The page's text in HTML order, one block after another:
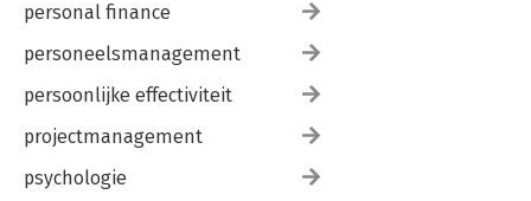
personal finance
personeelsmanagement
persoonlijke effectiviteit
projectmanagement
psychologie